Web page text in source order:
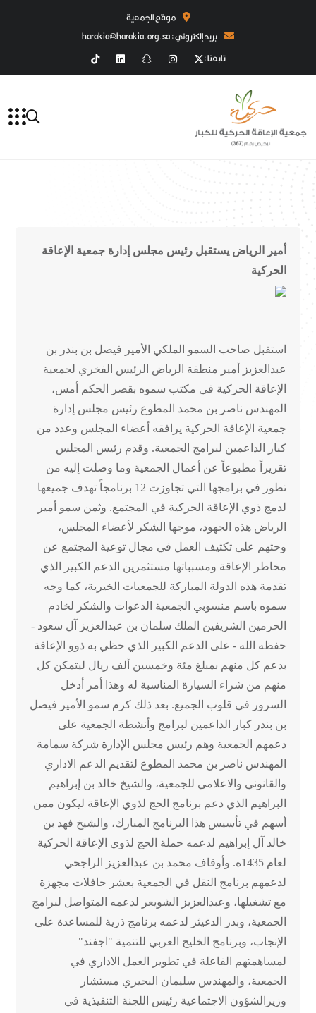
موقع الجمعية
بريد إلكتروني : harakia@harakia.org.sa
تابعنا :
أمير الرياض يستقبل رئيس مجلس إدارة جمعية الإعاقة
الحركية
استقبل صاحب السمو الملكي الأمير فيصل بن بندر بن
عبدالعزيز أمير منطقة الرياض الرئيس الفخري لجمعية
الإعاقة الحركية في مكتب سموه بقصر الحكم أمس،
المهندس ناصر بن محمد المطوع رئيس مجلس إدارة
جمعية الإعاقة الحركية يرافقه أعضاء المجلس وعدد من
كبار الداعمين لبرامج الجمعية. وقدم رئيس المجلس
تقريراً مطبوعاً عن أعمال الجمعية وما وصلت إليه من
تطور في برامجها التي تجاوزت 12 برنامجاً تهدف جميعها
لدمج ذوي الإعاقة الحركية في المجتمع. وثمن سمو أمير
الرياض هذه الجهود، موجها الشكر لأعضاء المجلس،
وحثهم على تكثيف العمل في مجال توعية المجتمع عن
مخاطر الإعاقة ومسبباتها مستثمرين الدعم الكبير الذي
تقدمة هذه الدولة المباركة للجمعيات الخيرية، كما وجه
سموه باسم منسوبي الجمعية الدعوات والشكر لخادم
الحرمين الشريفين الملك سلمان بن عبدالعزيز آل سعود -
حفظه الله - على الدعم الكبير الذي حظي به ذوو الإعاقة
بدعم كل منهم بمبلغ مئة وخمسين ألف ريال ليتمكن كل
منهم من شراء السيارة المناسبة له وهذا أمر أدخل
السرور في قلوب الجميع. بعد ذلك كرم سمو الأمير فيصل
بن بندر كبار الداعمين لبرامج وأنشطة الجمعية على
دعمهم الجمعية وهم رئيس مجلس الإدارة شركة سمامة
المهندس ناصر بن محمد المطوع لتقديم الدعم الاداري
والقانوني والاعلامي للجمعية، والشيخ خالد بن إبراهيم
البراهيم الذي دعم برنامج الحج لذوي الإعاقة ليكون ممن
أسهم في تأسيس هذا البرنامج المبارك، والشيخ فهد بن
خالد آل إبراهيم لدعمه حملة الحج لذوي الإعاقة الحركية
لعام 1435ه. وأوقاف محمد بن عبدالعزيز الراجحي
لدعمهم برنامج النقل في الجمعية بعشر حافلات مجهزة
مع تشغيلها، وعبدالعزيز الشويعر لدعمه المتواصل لبرامج
الجمعية، وبدر الدغيثر لدعمه برنامج ذرية للمساعدة على
الإنجاب، وبرنامج الخليج العربي للتنمية "اجفند"
لمساهمتهم الفاعلة في تطوير العمل الاداري في
الجمعية، والمهندس سليمان البحيري مستشار
وزيرالشؤون الاجتماعية رئيس اللجنة التنفيذية في